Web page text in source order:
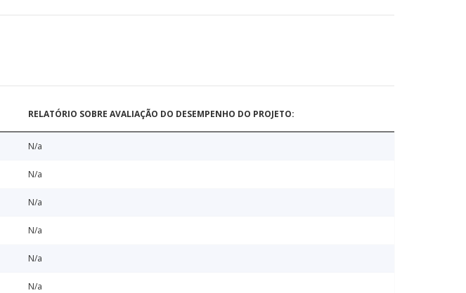
RELATÓRIO SOBRE AVALIAÇÃO DO DESEMPENHO DO PROJETO:
N/a
N/a
N/a
N/a
N/a
N/a